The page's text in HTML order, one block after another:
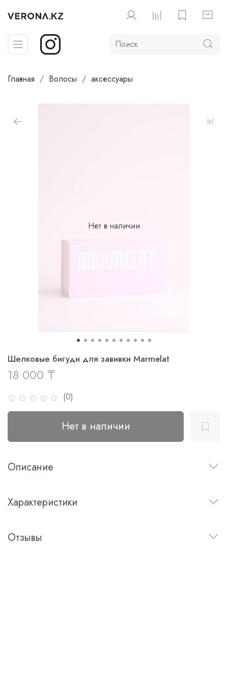
Главная Волосы аксессуары
Нет в наличии
(0)
Шелковые бигуди для завивки Marmelat
18 000 ₸
Нет в наличии
Описание
Характеристики
Отзывы